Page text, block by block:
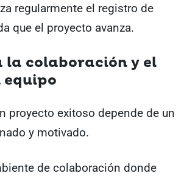
regularmente el registro de
que el proyecto avanza.
la colaboración y el
proyecto exitoso depende de un
y motivado.
de colaboración donde